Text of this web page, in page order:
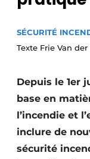
Video’s
Construction
Contrôle
Éclairage
SÉCURITÉ
Texte Frie Van
Depuis le 1er
base en
l’incendie et
inclure de
sécurité